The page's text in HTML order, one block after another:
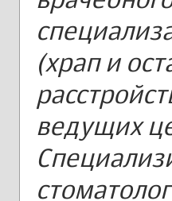
(храп и
ведущих